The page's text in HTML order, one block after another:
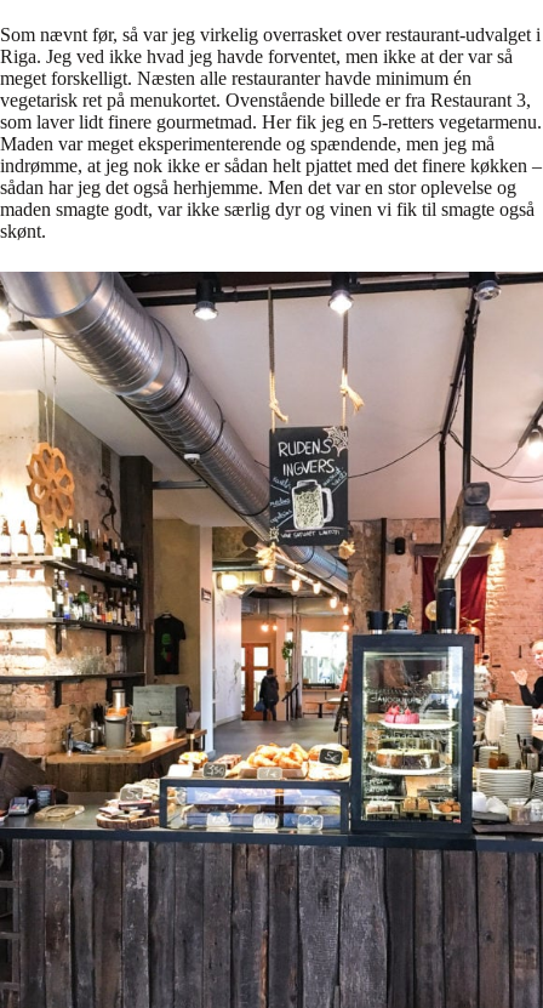
Som nævnt før, så var jeg virkelig overrasket over restaurant-udvalget i
Riga. Jeg ved ikke hvad jeg havde forventet, men ikke at der var så
meget forskelligt. Næsten alle restauranter havde minimum én
vegetarisk ret på menukortet. Ovenstående billede er fra Restaurant 3,
som laver lidt finere gourmetmad. Her fik jeg en 5-retters vegetarmenu.
Maden var meget eksperimenterende og spændende, men jeg må
indrømme, at jeg nok ikke er sådan helt pjattet med det finere køkken –
sådan har jeg det også herhjemme. Men det var en stor oplevelse og
maden smagte godt, var ikke særlig dyr og vinen vi fik til smagte også
skønt.